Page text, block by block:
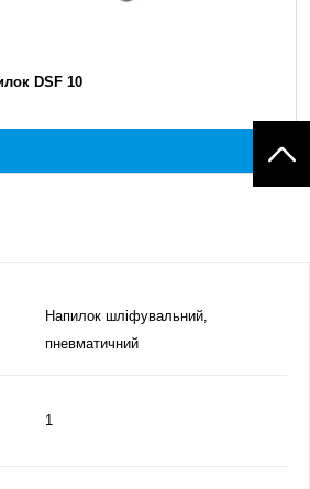
DSF 10
Напилок шліфувальний,
пневматичний
1